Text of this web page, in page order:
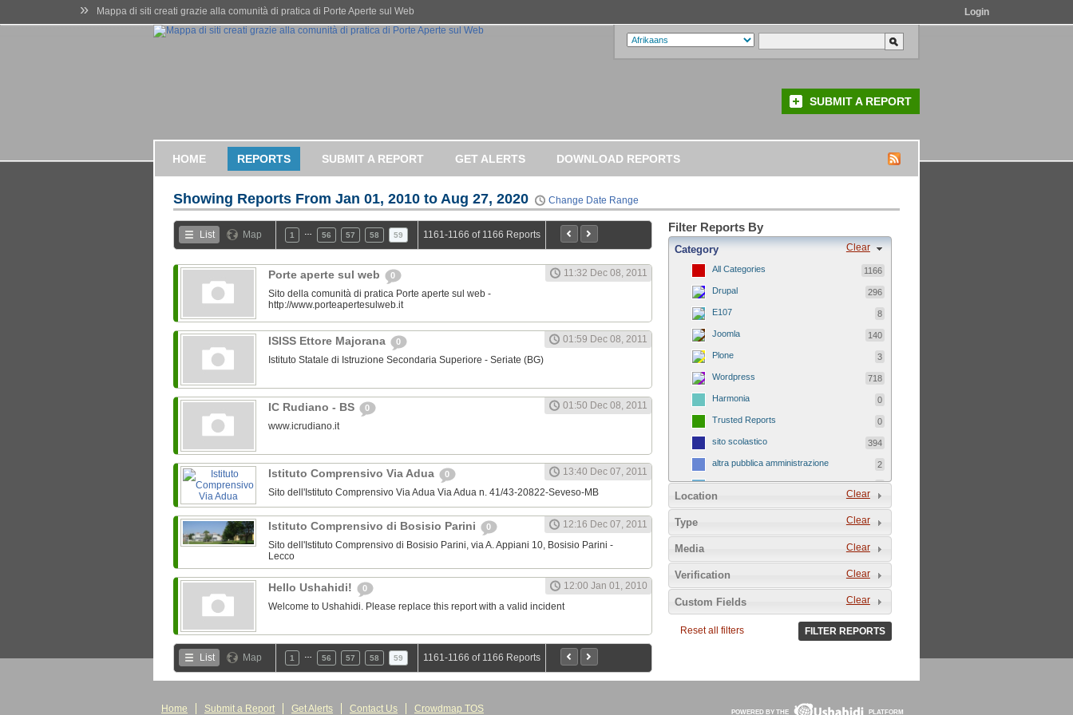
» Mappa di siti creati grazie alla comunità di pratica di Porte Aperte sul Web Login
SUBMIT A REPORT
HOME REPORTS SUBMIT A REPORT GET ALERTS DOWNLOAD REPORTS
Showing Reports From Jan 01, 2010 to Aug 27, 2020 Change Date Range
List Map 1 56 57 58 59 1161-1166 of 1166 Reports
Porte aperte sul web 0
11:32 Dec 08, 2011
Sito della comunità di pratica Porte aperte sul web -
http://www.porteapertesulweb.it
ISISS Ettore Majorana 0
01:59 Dec 08, 2011
Istituto Statale di Istruzione Secondaria Superiore - Seriate (BG)
IC Rudiano - BS 0
01:50 Dec 08, 2011
www.icrudiano.it
Istituto Comprensivo Via Adua 0
13:40 Dec 07, 2011
Sito dell'Istituto Comprensivo Via Adua Via Adua n. 41/43-20822-Seveso-MB
Istituto Comprensivo di Bosisio Parini 0
12:16 Dec 07, 2011
Sito dell'Istituto Comprensivo di Bosisio Parini, via A. Appiani 10, Bosisio Parini -
Lecco
Hello Ushahidi! 0
12:00 Jan 01, 2010
Welcome to Ushahidi. Please replace this report with a valid incident
List Map 1 56 57 58 59 1161-1166 of 1166 Reports
Filter Reports By
Clear
Category
All Categories 1166
Drupal 296
E107 8
Joomla 140
Plone 3
Wordpress 718
Harmonia 0
Trusted Reports 0
sito scolastico 394
altra pubblica amministrazione 2
sito tematico 8
Clear
Location
Clear
Type
Clear
Media
Clear
Verification
Clear
Custom Fields
Reset all filters FILTER REPORTS
POWERED BY THE PLATFORM
Home Submit a Report Get Alerts Contact Us Crowdmap TOS